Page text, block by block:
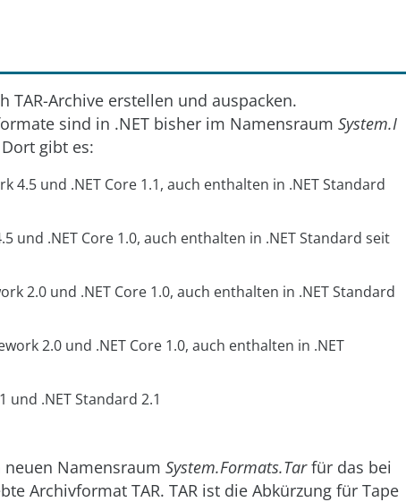
TAR-Archive erstellen und auspacken.
sind in .NET bisher im Namensraum System.I
gibt es:
4.5 und .NET Core 1.1, auch enthalten in .NET Standard
und .NET Core 1.0, auch enthalten in .NET Standard seit
2.0 und .NET Core 1.0, auch enthalten in .NET Standard
2.0 und .NET Core 1.0, auch enthalten in .NET
und .NET Standard 2.1
neuen Namensraum System.Formats.Tarfür das bei
Archivformat TAR. TAR ist die Abkürzung für Tape